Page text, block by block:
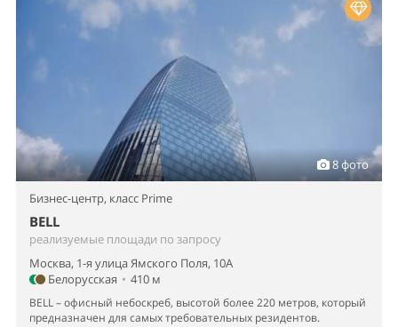
8 фото
Бизнес-центр, класс Prime
BELL
реализуемые площади по запросу
Москва, 1-я улица Ямского Поля, 10А
Белорусская • 410 м
BELL – офисный небоскреб, высотой более 220 метров, который
предназначен для самых требовательных резидентов.